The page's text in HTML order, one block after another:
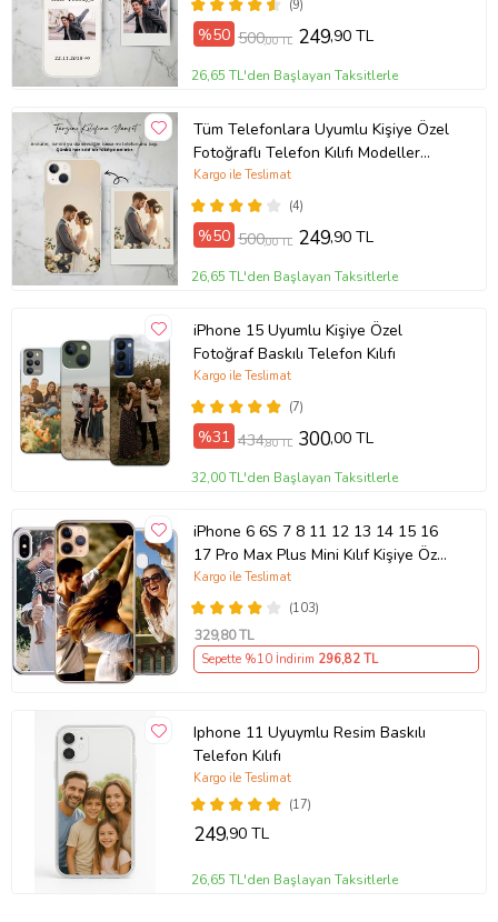
(9)
%50 500,00 TL 249,90 TL
26,65 TL'den Başlayan Taksitlerle
Tüm Telefonlara Uyumlu Kişiye Özel
Fotoğraflı Telefon Kılıfı Modeller
Açıklamada
(4)
Kargo ile Teslimat
%50 500,00 TL 249,90 TL
26,65 TL'den Başlayan Taksitlerle
iPhone 15 Uyumlu Kişiye Özel
Fotoğraf Baskılı Telefon Kılıfı
(7)
Kargo ile Teslimat
%31 434,80 TL 300,00 TL
32,00 TL'den Başlayan Taksitlerle
iPhone 6 6S 7 8 11 12 13 14 15 16
17 Pro Max Plus Mini Kılıf Kişiye Özel
Resimli Fotoğraflı Silikon
(103)
Kargo ile Teslimat
329,80 TL
Sepette %10 İndirim 296,82 TL
Iphone 11 Uyuymlu Resim Baskılı
Telefon Kılıfı
(17)
Kargo ile Teslimat
249,90 TL
26,65 TL'den Başlayan Taksitlerle